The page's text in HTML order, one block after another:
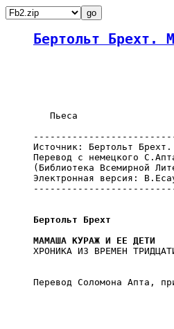
Бертольт Брехт.
        Пьеса
Источник: Бертольт
Перевод с немецкого
(Библиотека Всемирной
Электронная версия:
Бертольт Брехт
МАМАША КУРАЖ И ЕЕ ДЕТИ
ХРОНИКА ИЗ ВРЕМЕН
Перевод Соломона Апта,